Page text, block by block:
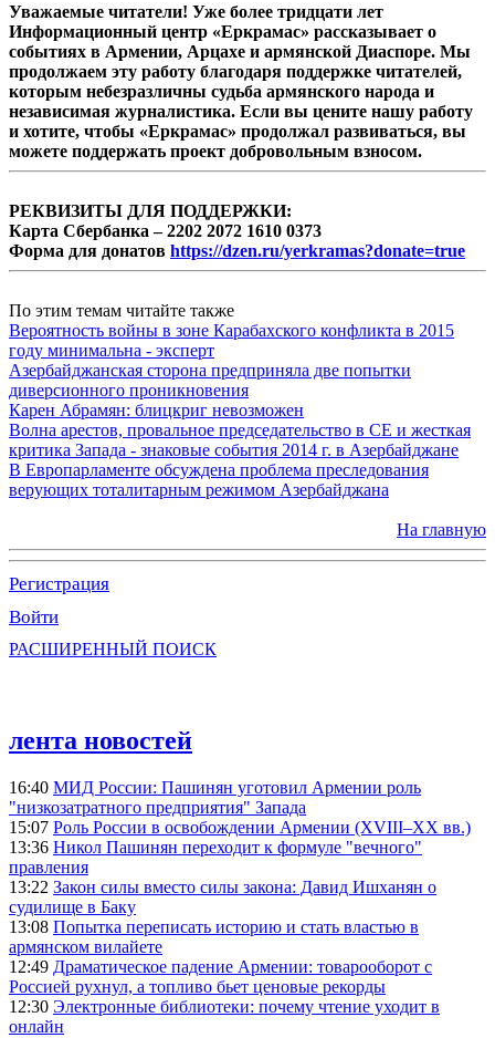
Уважаемые читатели! Уже более тридцати лет
Информационный центр «Еркрамас» рассказывает о
событиях в Армении, Арцахе и армянской Диаспоре. Мы
продолжаем эту работу благодаря поддержке читателей,
которым небезразличны судьба армянского народа и
независимая журналистика. Если вы цените нашу работу
и хотите, чтобы «Еркрамас» продолжал развиваться, вы
можете поддержать проект добровольным взносом.
РЕКВИЗИТЫ ДЛЯ ПОДДЕРЖКИ:
Карта Сбербанка – 2202 2072 1610 0373
Форма для донатов https://dzen.ru/yerkramas?donate=true
По этим темам читайте также
Вероятность войны в зоне Карабахского конфликта в 2015
году минимальна - эксперт
Азербайджанская сторона предприняла две попытки
диверсионного проникновения
Карен Абрамян: блицкриг невозможен
Волна арестов, провальное председательство в СЕ и жесткая
критика Запада - знаковые события 2014 г. в Азербайджане
В Европарламенте обсуждена проблема преследования
верующих тоталитарным режимом Азербайджана
На главную
Регистрация
Войти
РАСШИРЕННЫЙ ПОИСК
лента новостей
16:40 МИД России: Пашинян уготовил Армении роль
"низкозатратного предприятия" Запада
15:07 Роль России в освобождении Армении (XVIII–XX вв.)
13:36 Никол Пашинян переходит к формуле "вечного"
правления
13:22 Закон силы вместо силы закона: Давид Ишханян о
судилище в Баку
13:08 Попытка переписать историю и стать властью в
армянском вилайете
12:49 Драматическое падение Армении: товарооборот с
Россией рухнул, а топливо бьет ценовые рекорды
12:30 Электронные библиотеки: почему чтение уходит в
онлайн